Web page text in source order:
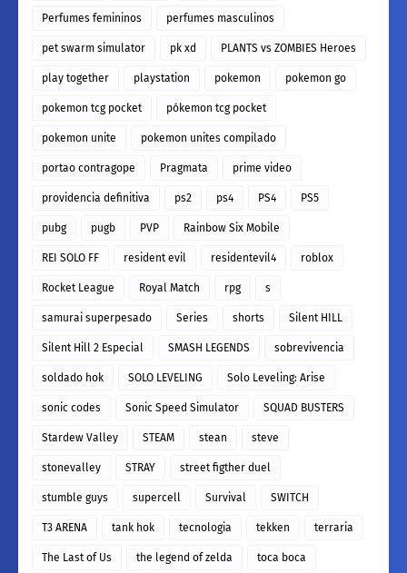
Perfumes femininos perfumes masculinos
pet swarm simulator pk xd PLANTS vs ZOMBIES Heroes
play together playstation pokemon pokemon go
pokemon tcg pocket pókemon tcg pocket
pokemon unite pokemon unites compilado
portao contragope Pragmata prime video
providencia definitiva ps2 ps4 PS4 PS5
pubg pugb PVP Rainbow Six Mobile
REI SOLO FF resident evil residentevil4 roblox
Rocket League Royal Match rpg s
samurai superpesado Series shorts Silent HILL
Silent Hill 2 Especial SMASH LEGENDS sobrevivencia
soldado hok SOLO LEVELING Solo Leveling: Arise
sonic codes Sonic Speed Simulator SQUAD BUSTERS
Stardew Valley STEAM stean steve
stonevalley STRAY street figther duel
stumble guys supercell Survival SWITCH
T3 ARENA tank hok tecnologia tekken terraria
The Last of Us the legend of zelda toca boca